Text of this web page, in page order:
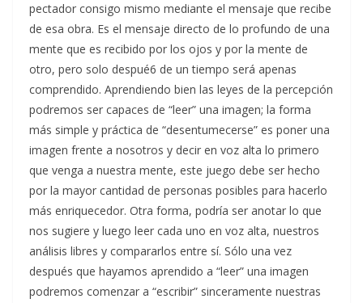
pectador consigo mismo mediante el mensaje que recibe
de esa obra. Es el mensaje directo de lo profundo de una
mente que es recibido por los ojos y por la mente de
otro, pero solo despué6 de un tiempo será apenas
comprendido. Aprendiendo bien las leyes de la percepción
podremos ser capaces de “leer” una imagen; la forma
más simple y práctica de “desentumecerse” es poner una
imagen frente a nosotros y decir en voz alta lo primero
que venga a nuestra mente, este juego debe ser hecho
por la mayor cantidad de personas posibles para hacerlo
más enriquecedor. Otra forma, podría ser anotar lo que
nos sugiere y luego leer cada uno en voz alta, nuestros
análisis libres y compararlos entre sí. Sólo una vez
después que hayamos aprendido a “leer” una imagen
podremos comenzar a “escribir” sinceramente nuestras